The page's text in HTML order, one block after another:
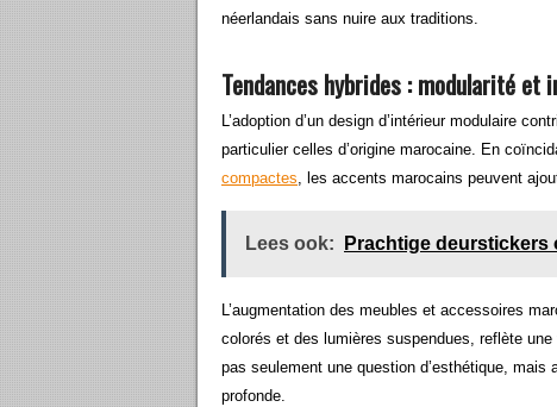
néerlandais sans nuire aux traditions.
Tendances hybrides : modularité et
L’adoption d’un design d’intérieur modulaire
particulier celles d’origine marocaine. En
compactes , les accents marocains peuvent
Lees ook: Prachtige deurstickers
L’augmentation des meubles et accessoires
colorés et des lumières suspendues, reflète
pas seulement une question d’esthétique,
profonde.